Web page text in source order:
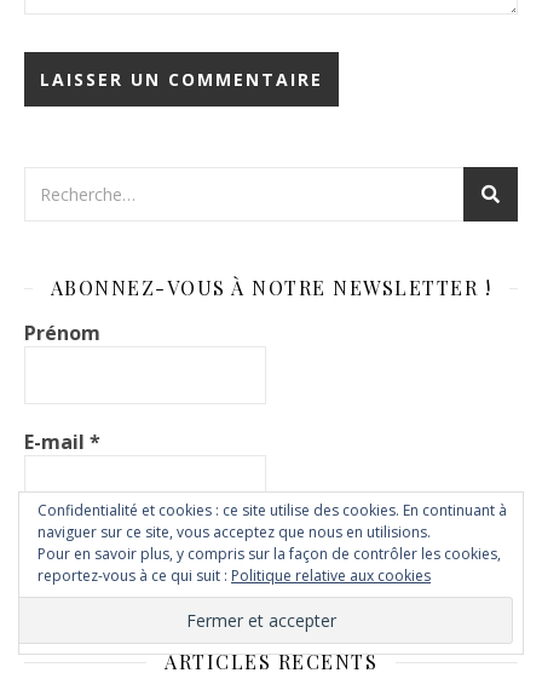
ABONNEZ-VOUS À NOTRE NEWSLETTER !
Prénom
E-mail *
ARTICLES RÉCENTS
Confidentialité et cookies : ce site utilise des cookies. En continuant à
naviguer sur ce site, vous acceptez que nous en utilisions.
Pour en savoir plus, y compris sur la façon de contrôler les cookies,
reportez-vous à ce qui suit : Politique relative aux cookies